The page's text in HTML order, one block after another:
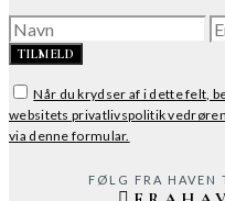
TILMELD
Når du krydser af i dette felt,
websitets privatlivspolitik
via denne formular.
FØLG FRA HAVEN